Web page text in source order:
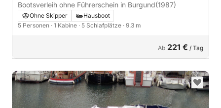
Bootsverleih ohne Führerschein in Burgund(1987)
Ohne Skipper
Hausboot
5 Personen · 1 Kabine · 5 Schlafplätze · 9.3 m
Ab 221 € / Tag